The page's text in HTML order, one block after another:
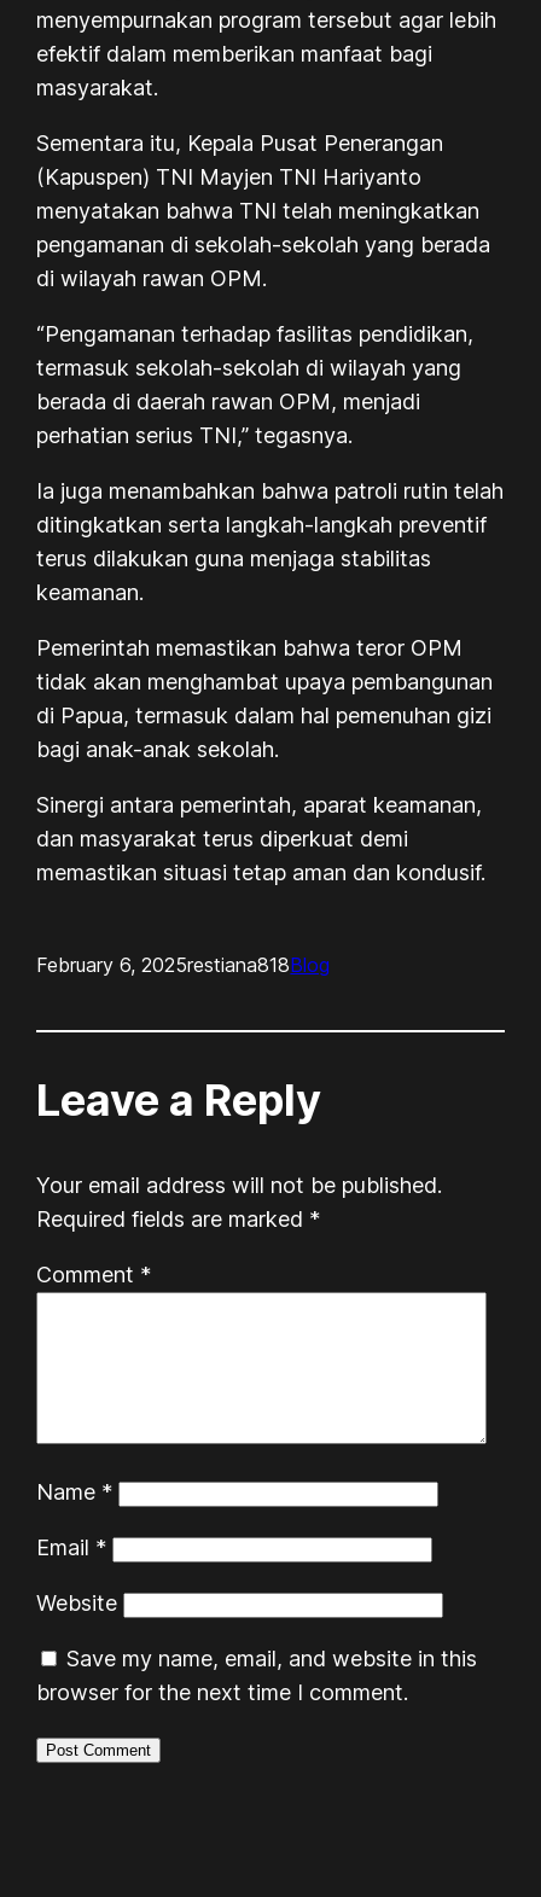
menyempurnakan program tersebut agar lebih
efektif dalam memberikan manfaat bagi
masyarakat.
Sementara itu, Kepala Pusat Penerangan
(Kapuspen) TNI Mayjen TNI Hariyanto
menyatakan bahwa TNI telah meningkatkan
pengamanan di sekolah-sekolah yang berada
di wilayah rawan OPM.
“Pengamanan terhadap fasilitas pendidikan,
termasuk sekolah-sekolah di wilayah yang
berada di daerah rawan OPM, menjadi
perhatian serius TNI,” tegasnya.
Ia juga menambahkan bahwa patroli rutin telah
ditingkatkan serta langkah-langkah preventif
terus dilakukan guna menjaga stabilitas
keamanan.
Pemerintah memastikan bahwa teror OPM
tidak akan menghambat upaya pembangunan
di Papua, termasuk dalam hal pemenuhan gizi
bagi anak-anak sekolah.
Sinergi antara pemerintah, aparat keamanan,
dan masyarakat terus diperkuat demi
memastikan situasi tetap aman dan kondusif.
February 6, 2025restiana818Blog
Leave a Reply
Your email address will not be published.
Required fields are marked *
Comment *
Name *
Email *
Website
Save my name, email, and website in this
browser for the next time I comment.